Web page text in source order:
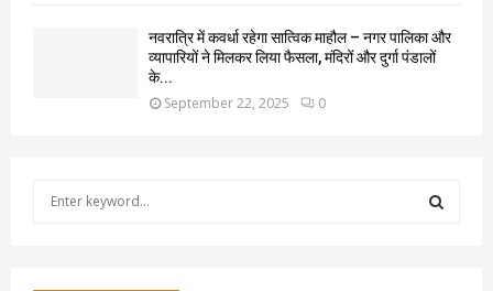
नवरात्रि में कवर्धा रहेगा सात्विक माहौल – नगर पालिका और
व्यापारियों ने मिलकर लिया फैसला, मंदिरों और दुर्गा पंडालों
के...
September 22, 2025 0